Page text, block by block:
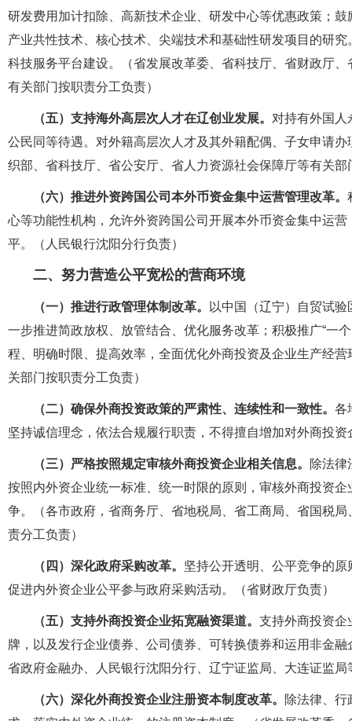
研发费用加计扣除、高新技术企业、研发中心等优惠政策；
产业共性技术、核心技术、尖端技术和基础性研发项目的研
科技服务平台建设。（省发展改革委、省科技厅、省财政厅
有关部门按职责分工负责）
（五）支持海外高层次人才在辽创业发展。 对持有外国人
公民同等待遇。对外籍高层次人才及其外籍配偶、子女申请
织部、省科技厅、省公安厅、省人力资源社会保障厅等有关部
（六）推进外资跨国公司本外币资金集中运营管理改革。
心等功能性机构，允许外资跨国公司开展本外币资金集中运
平。（人民银行沈阳分行负责）
二、努力营造公平宽松的营商环境
（一）推进行政管理体制改革。
以中国（辽宁）自贸试
一步推进简政放权、放管结合、优化服务改革；积极推广“一
程、明确时限、提高效率，全面优化外商投资及企业生产经
关部门按职责分工负责）
（二）确保外商投资政策的严肃性、连续性和一致性。 各
坚持诚信理念，依法合规履行职责，不得擅自增加对外商投
（三）严格按照规定审核外商投资企业相关信息。
除法律
按照内外资企业统一标准、统一时限的原则，审核外商投资
争。（各市政府，省商务厅、省地税局、省工商局、省国税
责分工负责）
（四）深化政府采购改革。 坚持公开透明、公平竞争的
促进内外资企业公平参与政府采购活动。（省财政厅负责）
（五）支持外商投资企业拓宽融资渠道。 支持外商投资企
牌，以及发行企业债券、公司债券、可转换债券和运用非金
省政府金融办、人民银行沈阳分行、辽宁证监局、大连证监
（六）深化外商投资企业注册资本制度改革。
除法律、